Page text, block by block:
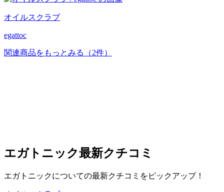
オイルスクラブ
egattoc
関連商品をもっとみる （2件）
エガトニック最新クチコミ
エガトニックについての最新クチコミをピックアップ！